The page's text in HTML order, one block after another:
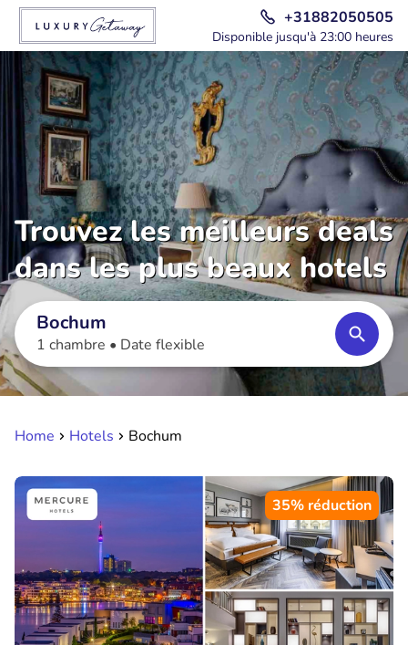
+31882050505
Disponible jusqu'à 23:00 heures
Trouvez les meilleurs deals
dans les plus beaux hotels
Bochum
1 chambre • Date flexible
Home Hotels Bochum
35% réduction